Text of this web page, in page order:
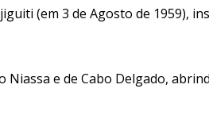
(em 3 de Agosto de 1959),
e de Cabo Delgado,